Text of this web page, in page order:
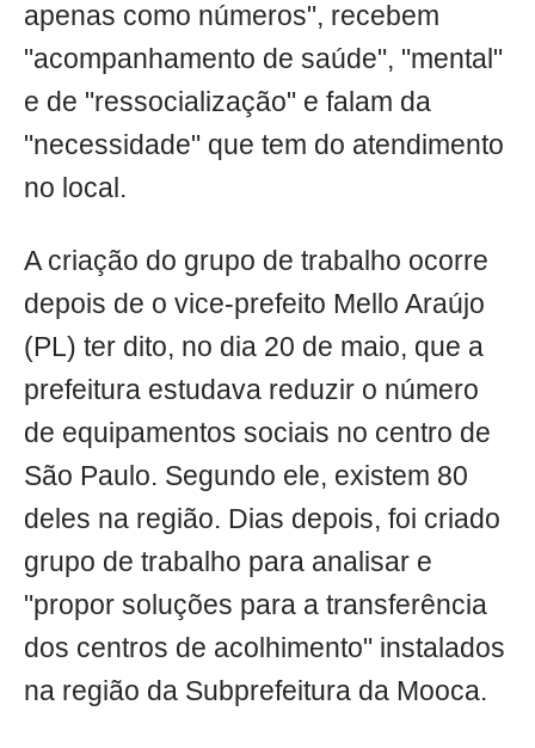
apenas como números", recebem
"acompanhamento de saúde", "mental"
e de "ressocialização" e falam da
"necessidade" que tem do atendimento
no local.
A criação do grupo de trabalho ocorre
depois de o vice-prefeito Mello Araújo
(PL) ter dito, no dia 20 de maio, que a
prefeitura estudava reduzir o número
de equipamentos sociais no centro de
São Paulo. Segundo ele, existem 80
deles na região. Dias depois, foi criado
grupo de trabalho para analisar e
"propor soluções para a transferência
dos centros de acolhimento" instalados
na região da Subprefeitura da Mooca.